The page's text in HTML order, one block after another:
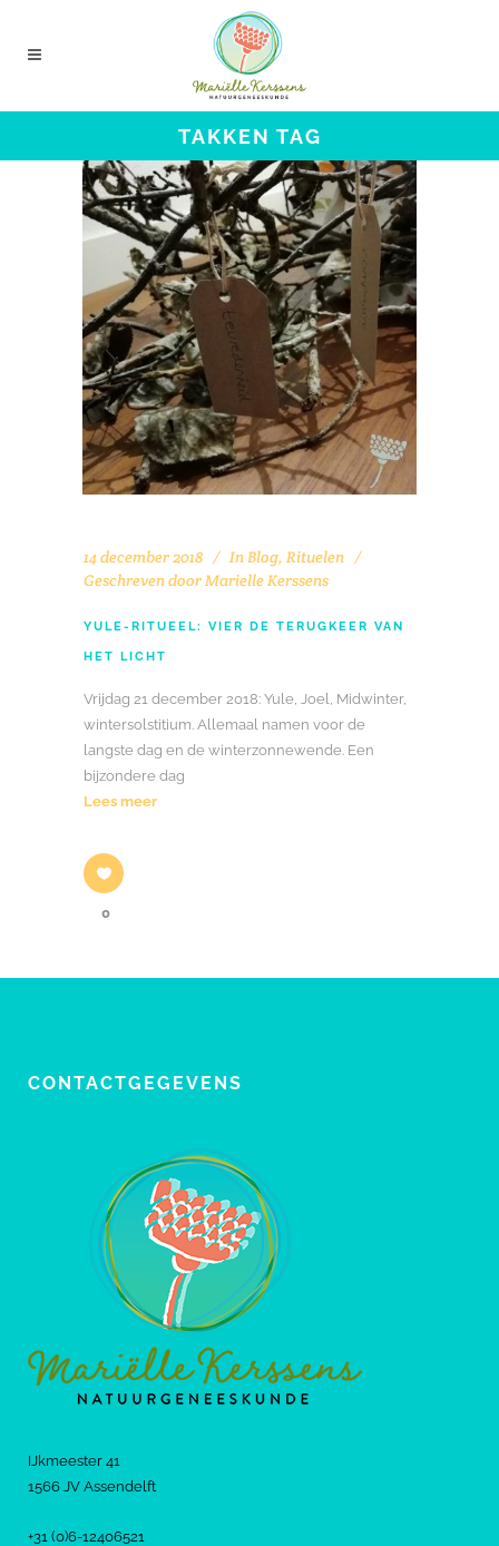
TAKKEN TAG
14 december 2018 In Blog, Rituelen
Geschreven doorMarielle Kerssens
YULE-RITUEEL: VIER DE TERUGKEER VAN
HET LICHT
Vrijdag 21 december 2018: Yule, Joel, Midwinter,
wintersolstitium. Allemaal namen voor de
langste dag en de winterzonnewende. Een
bijzondere dag
Lees meer
0
CONTACTGEGEVENS
IJkmeester 41
1566 JV Assendelft
+31 (0)6-12406521